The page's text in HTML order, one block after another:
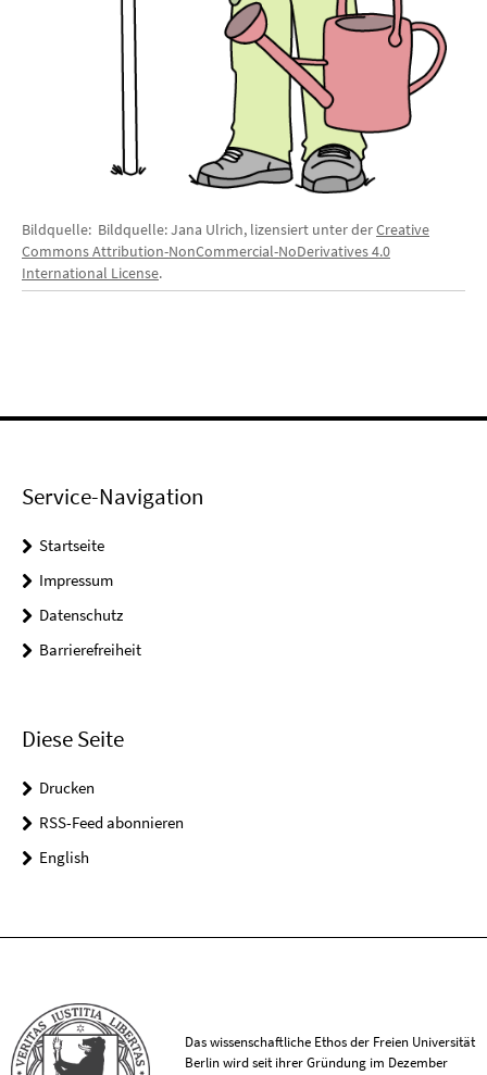
Bildquelle: Bildquelle: Jana Ulrich, lizensiert unter derCreative
Commons Attribution-NonCommercial-NoDerivatives 4.0
International License.
Service-Navigation
Startseite
Impressum
Datenschutz
Barrierefreiheit
Diese Seite
Drucken
RSS-Feed abonnieren
English
Das wissenschaftliche Ethos der Freien Universität
Berlin wird seit ihrer Gründung im Dezember